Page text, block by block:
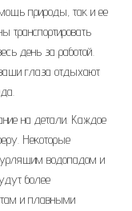
природы, так и ее
транспортировать
день за работой.
глаза отдыхают
на детали. Каждое
Некоторые
водопадом и
более
и плавными